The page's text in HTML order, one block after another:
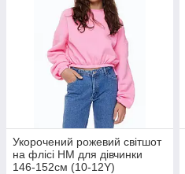
Укорочений рожевий світшот
на флісі НМ для дівчинки
146-152см (10-12Y)